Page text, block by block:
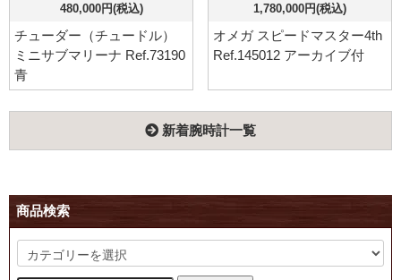
480,000円(税込)
チューダー（チュードル）
ミニサブマリーナ Ref.73190
青
1,780,000円(税込)
オメガ スピードマスター4th
Ref.145012 アーカイブ付
新着腕時計一覧
商品検索